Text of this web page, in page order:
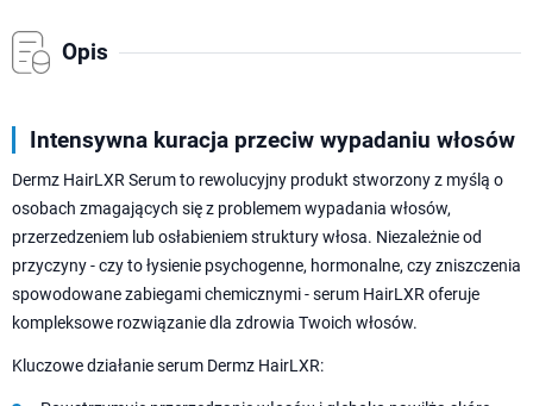
Opis
Intensywna kuracja przeciw wypadaniu włosów
Dermz HairLXR Serum to rewolucyjny produkt stworzony z myślą o
osobach zmagających się z problemem wypadania włosów,
przerzedzeniem lub osłabieniem struktury włosa. Niezależnie od
przyczyny - czy to łysienie psychogenne, hormonalne, czy zniszczenia
spowodowane zabiegami chemicznymi - serum HairLXR oferuje
kompleksowe rozwiązanie dla zdrowia Twoich włosów.
Kluczowe działanie serum Dermz HairLXR: